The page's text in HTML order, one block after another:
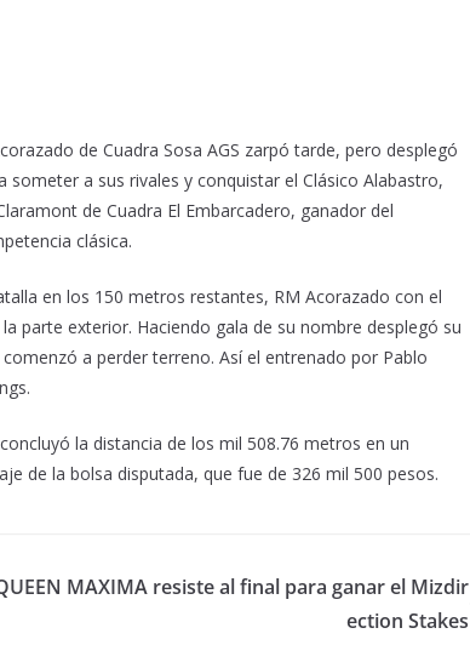
de Cuadra Sosa AGS zarpó tarde, pero desplegó
a sus rivales y conquistar el Clásico Alabastro,
de Cuadra El Embarcadero, ganador del
clásica.
en los 150 metros restantes, RM Acorazado con el
parte exterior. Haciendo gala de su nombre desplegó su
a perder terreno. Así el entrenado por Pablo
la distancia de los mil 508.76 metros en un
de la bolsa disputada, que fue de 326 mil 500 pesos.
MAXIMA resiste al final para ganar el Mizdir
ection Stakes